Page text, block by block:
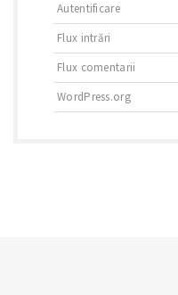
Autentificare
Flux intrări
Flux comentarii
WordPress.org